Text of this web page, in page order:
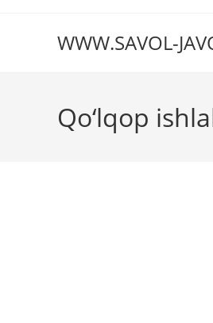
содержимомуWWW.SAVOL-
Qo‘lqop